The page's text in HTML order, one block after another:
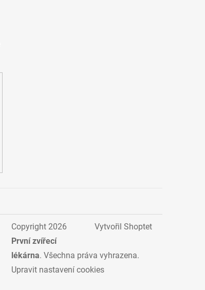
Vytvořil Shoptet
Copyright 2026
První zvířecí
lékárna. Všechna práva vyhrazena.
Upravit nastavení cookies